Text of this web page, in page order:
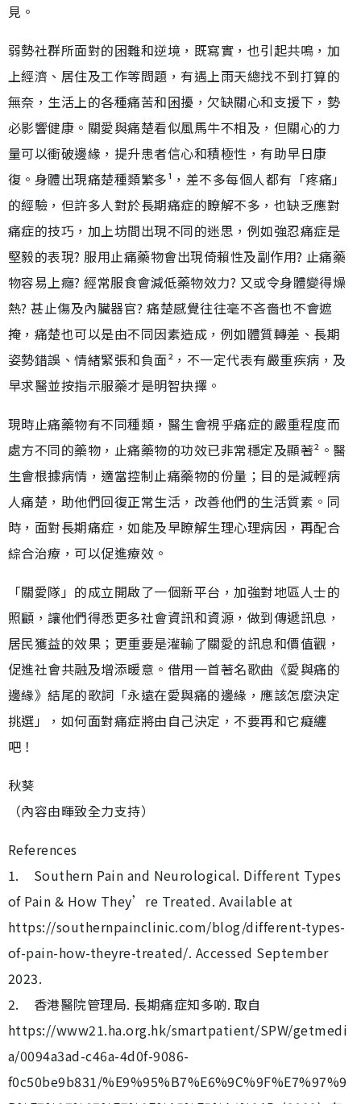
見。
弱勢社群所面對的困難和逆境，既寫實，也引起共鳴，加
上經濟、居住及工作等問題，有遇上雨天總找不到打算的
無奈，生活上的各種痛苦和困擾，欠缺關心和支援下，勢
必影響健康。關愛與痛楚看似風馬牛不相及，但關心的力
量可以衝破邊緣，提升患者信心和積極性，有助早日康
復。身體出現痛楚種類繁多¹，差不多每個人都有「疼痛」
的經驗，但許多人對於長期痛症的瞭解不多，也缺乏應對
痛症的技巧，加上坊間出現不同的迷思，例如強忍痛症是
堅毅的表現? 服用止痛藥物會出現倚賴性及副作用? 止痛藥
物容易上癮? 經常服食會減低藥物效力? 又或令身體變得燥
熱? 甚止傷及內臟器官? 痛楚感覺往往毫不吝嗇也不會遮
掩，痛楚也可以是由不同因素造成，例如體質轉差、長期
姿勢錯誤、情緒緊張和負面²，不一定代表有嚴重疾病，及
早求醫並按指示服藥才是明智抉擇。
現時止痛藥物有不同種類，醫生會視乎痛症的嚴重程度而
處方不同的藥物，止痛藥物的功效已非常穩定及顯著²。醫
生會根據病情，適當控制止痛藥物的份量；目的是減輕病
人痛楚，助他們回復正常生活，改善他們的生活質素。同
時，面對長期痛症，如能及早瞭解生理心理病因，再配合
綜合治療，可以促進療效。
「關愛隊」的成立開啟了一個新平台，加強對地區人士的
照顧，讓他們得悉更多社會資訊和資源，做到傳遞訊息，
居民獲益的效果；更重要是灌輸了關愛的訊息和價值觀，
促進社會共融及增添暖意。借用一首著名歌曲《愛與痛的
邊緣》結尾的歌詞「永遠在愛與痛的邊緣，應該怎麼決定
挑選」，如何面對痛症將由自己決定，不要再和它癡纏
吧！
秋葵
（內容由暉致全力支持）
References
1. Southern Pain and Neurological. Different Types
of Pain & How They’re Treated. Available at
https://southernpainclinic.com/blog/different-types-
of-pain-how-theyre-treated/. Accessed September
2023.
2. 香港醫院管理局. 長期痛症知多啲. 取自
https://www21.ha.org.hk/smartpatient/SPW/getmedi
a/0094a3ad-c46a-4d0f-9086-
f0c50be9b831/%E9%95%B7%E6%9C%9F%E7%97%9